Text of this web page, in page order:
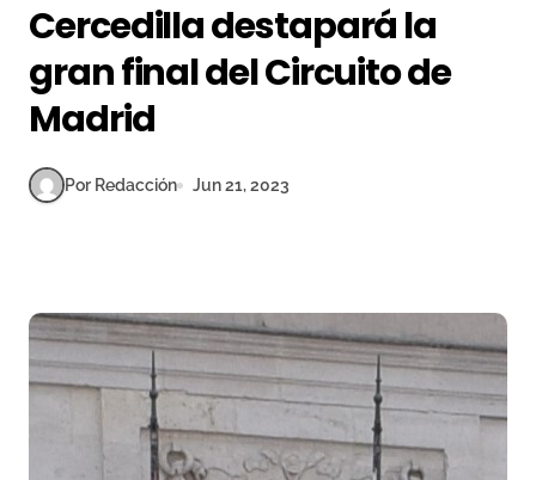
Cercedilla destapará la
gran final del Circuito de
Madrid
Por Redacción Jun 21, 2023